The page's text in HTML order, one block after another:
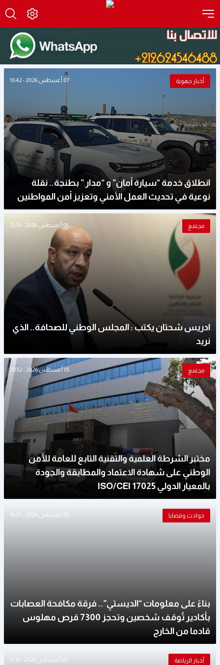
أخبار جهوية 07 أغسطس 2026 - 10:42
انطلاق خدمة “سيارة أمان” و “مدار ” بطنجة.. نقلة
نوعية في تحديث العمل الأمني وتعزيز أمن المواطنين
مجتمع 05 أغسطس 2026 - 21:30
ادريس شحتان يكتب : المجلس الوطني للصحافة.. الذي
نريد
مجتمع 05 أغسطس 2026 - 20:52
مختبر الشرطة العلمية والتقنية التابع للعامة للأمن
الوطني على شهادة الاعتماد والمطابقة والجودة
بالمعيار الدولي ISO/CEI 17025
حوادث وقضايا 05 أغسطس 2026 - 16:27
بناءً على معلومات “الديستي”.. فرقة مكافحة العصابات
بأكادير تُوقف شخصين وتحجز 7300 قرص مهلوس
قادما من الخارج
أخبار الرياضة 05 أغسطس 2026 - 11:36